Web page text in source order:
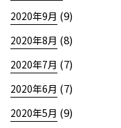
2020年9月 (9)
2020年8月 (8)
2020年7月 (7)
2020年6月 (7)
2020年5月 (9)